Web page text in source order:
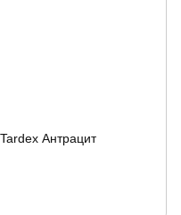
Антрацит